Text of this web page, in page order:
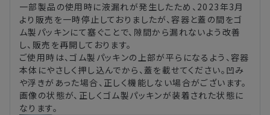
一部製品の使用時に液漏れが発生したため、2023年3月
より販売を一時停止しておりましたが、容器と蓋の間をゴ
ム製パッキンにて塞ぐことで、隙間から漏れないよう改善
し、販売を再開しております。
ご使用時は、ゴム製パッキンの上部が平らになるよう、容器
本体にやさしく押し込んでから、蓋を載せてください。凹み
や浮きがあった場合、正しく機能しない場合がございます。
画像の状態が、正しくゴム製パッキンが装着された状態に
なります。